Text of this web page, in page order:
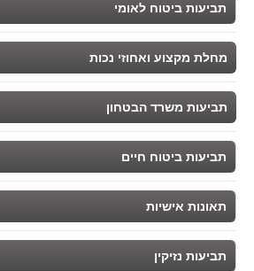
תביעות ביטוח לאומי
מחלת מקצוע ואחוזי נכות
תביעות משרד הבטחון
תביעות ביטוח חיים
תאונות אישיות
תביעות נזיקין